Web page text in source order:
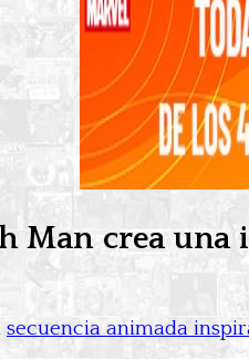
Man crea
secuencia animada